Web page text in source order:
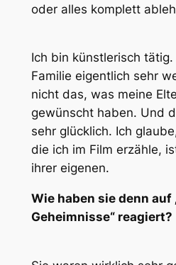
oder alles komplett
Ich bin künstlerisch
Familie eigentlich sehr
nicht das, was meine
gewünscht haben. Und
sehr glücklich. Ich
die ich im Film erzähle,
ihrer eigenen.
Wie haben sie denn auf
Geheimnisse“ reagiert?